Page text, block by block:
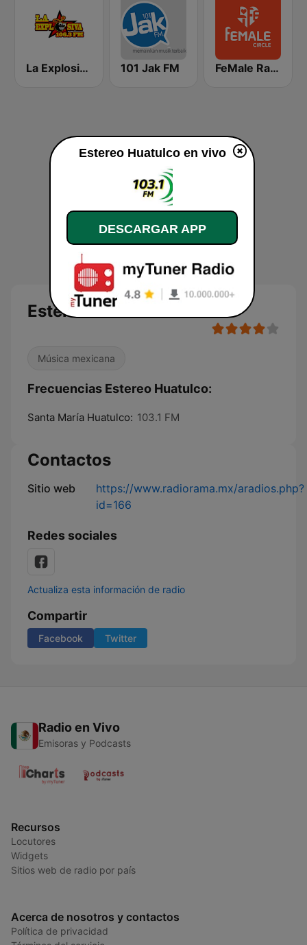
La Explosiva 106.3 FM 101 Jak FM FeMale Radio 97.9 FM
Estereo Huatulco en vivo
Música mexicana
Frecuencias Estereo Huatulco:
Santa María Huatulco: 103.1 FM
Contactos
Sitio web
https://www.radiorama.mx/aradios.php?
id=166
Redes sociales
Actualiza esta información de radio
Compartir
Facebook Twitter
Radio en Vivo
Emisoras y Podcasts
Recursos
Locutores
Widgets
Sitios web de radio por país
Acerca de nosotros y contactos
Política de privacidad
Estereo Huatulco en vivo
DESCARGAR APP